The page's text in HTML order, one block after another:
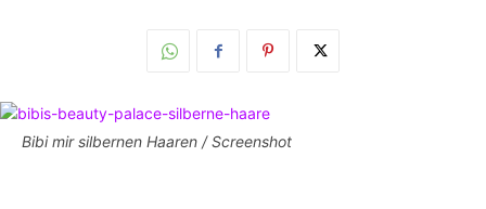
Bibi mir silbernen Haaren / Screenshot